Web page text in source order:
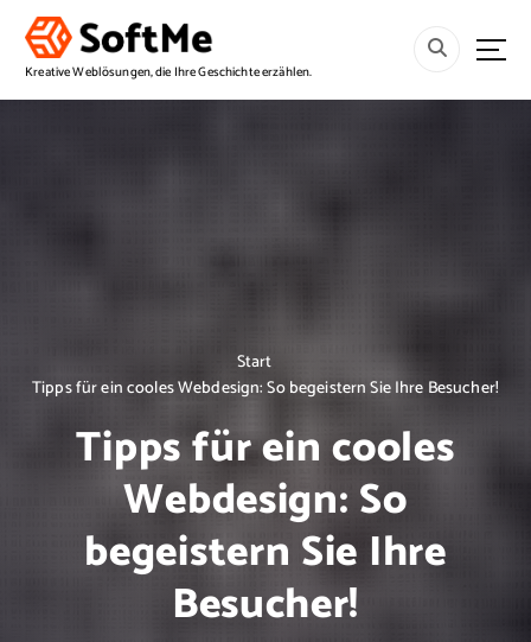
Kreative Weblösungen, die Ihre Geschichte erzählen.
Start
Tipps für ein cooles Webdesign: So begeistern Sie Ihre Besucher!
Tipps für ein cooles
Webdesign: So
begeistern Sie Ihre
Besucher!